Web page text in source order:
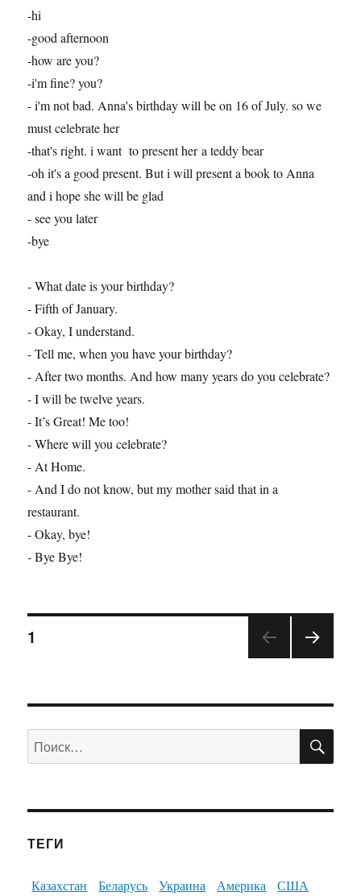
-hi
-good afternoon
-how are you?
-i'm fine? you?
- i'm not bad. Anna's birthday will be on 16 of July. so we
must celebrate her
-that's right. i want to present her a teddy bear
-oh it's a good present. But i will present a book to Anna
and i hope she will be glad
- see you later
-bye
- What date is your birthday?
- Fifth of January.
- Okay, I understand.
- Tell me, when you have your birthday?
- After two months. And how many years do you celebrate?
- I will be twelve years.
- It’s Great! Me too!
- Where will you celebrate?
- At Home.
- And I do not know, but my mother said that in a
restaurant.
- Okay, bye!
- Bye Bye!
1
Искать:
ТЕГИ
Казахстан Беларусь Украина Америка США